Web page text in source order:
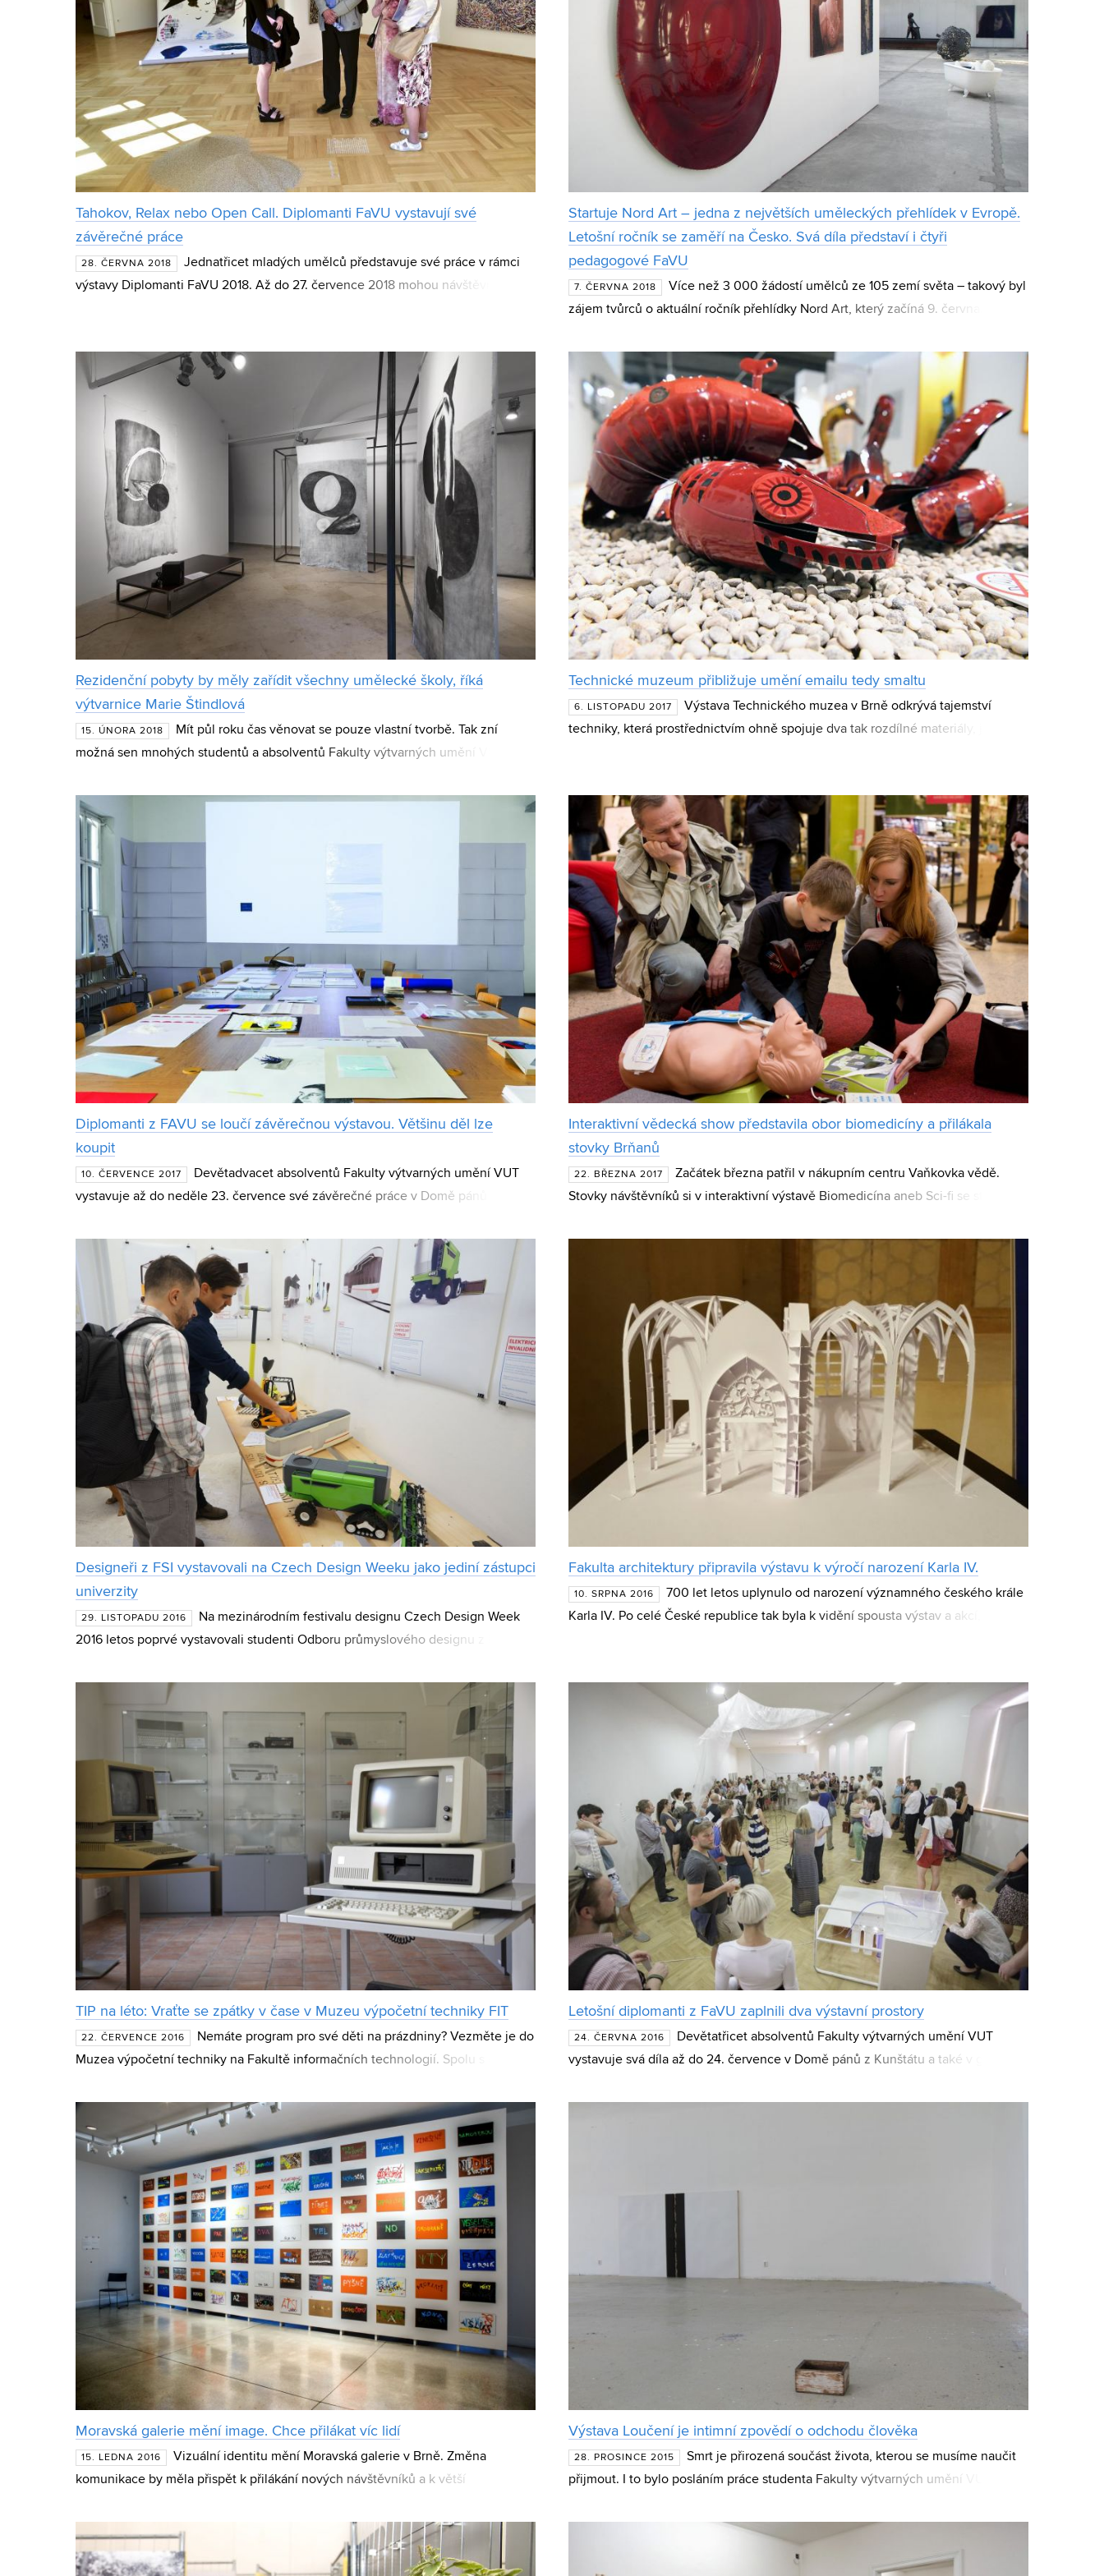
Tahokov, Relax nebo Open Call. Diplomanti FaVU vystavují své
závěrečné práce
28. ČERVNA 2018
Jednatřicet mladých umělců představuje své práce v rámci
výstavy Diplomanti FaVU 2018. Až do 27. července 2018 mohou návštěvníci
Startuje Nord Art – jedna z největších uměleckých přehlídek v Evropě.
Letošní ročník se zaměří na Česko. Svá díla představí i čtyři
pedagogové FaVU
7. ČERVNA 2018
Více než 3 000 žádostí umělců ze 105 zemí světa – takový byl
zájem tvůrců o aktuální ročník přehlídky Nord Art, který začíná 9. června.
Rezidenční pobyty by měly zařídit všechny umělecké školy, říká
výtvarnice Marie Štindlová
15. ÚNORA 2018
Mít půl roku čas věnovat se pouze vlastní tvorbě. Tak zní
možná sen mnohých studentů a absolventů Fakulty výtvarných umění VUT.
Technické muzeum přibližuje umění emailu tedy smaltu
6. LISTOPADU 2017
Výstava Technického muzea v Brně odkrývá tajemství
techniky, která prostřednictvím ohně spojuje dva tak rozdílné materiály, jako
Diplomanti z FAVU se loučí závěrečnou výstavou. Většinu děl lze
koupit
10. ČERVENCE 2017
Devětadvacet absolventů Fakulty výtvarných umění VUT
vystavuje až do neděle 23. července své závěrečné práce v Domě pánů z
Interaktivní vědecká show představila obor biomedicíny a přilákala
stovky Brňanů
22. BŘEZNA 2017
Začátek března patřil v nákupním centru Vaňkovka vědě.
Stovky návštěvníků si v interaktivní výstavě Biomedicína aneb Sci-fi se stává
Designeři z FSI vystavovali na Czech Design Weeku jako jediní zástupci
univerzity
29. LISTOPADU 2016
Na mezinárodním festivalu designu Czech Design Week
2016 letos poprvé vystavovali studenti Odboru průmyslového designu z Fakulty
Fakulta architektury připravila výstavu k výročí narození Karla IV.
10. SRPNA 2016
700 let letos uplynulo od narození významného českého krále
Karla IV. Po celé České republice tak byla k vidění spousta výstav a akcí, které
TIP na léto: Vraťte se zpátky v čase v Muzeu výpočetní techniky FIT
22. ČERVENCE 2016
Nemáte program pro své děti na prázdniny? Vezměte je do
Muzea výpočetní techniky na Fakultě informačních technologií. Spolu s nimi
Letošní diplomanti z FaVU zaplnili dva výstavní prostory
24. ČERVNA 2016
Devětatřicet absolventů Fakulty výtvarných umění VUT
vystavuje svá díla až do 24. července v Domě pánů z Kunštátu a také v galerii
Moravská galerie mění image. Chce přilákat víc lidí
15. LEDNA 2016
Vizuální identitu mění Moravská galerie v Brně. Změna
komunikace by měla přispět k přilákání nových návštěvníků a k větší
Výstava Loučení je intimní zpovědí o odchodu člověka
28. PROSINCE 2015
Smrt je přirozená součást života, kterou se musíme naučit
přijmout. I to bylo posláním práce studenta Fakulty výtvarných umění VUT v